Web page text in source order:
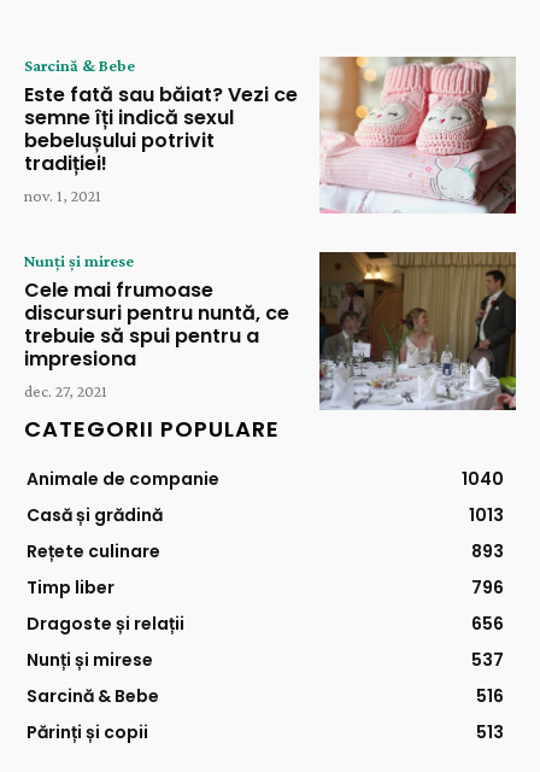
Sarcină & Bebe
Este fată sau băiat? Vezi ce
semne îți indică sexul
bebelușului potrivit
tradiției!
nov. 1, 2021
Nunți și mirese
Cele mai frumoase
discursuri pentru nuntă, ce
trebuie să spui pentru a
impresiona
dec. 27, 2021
CATEGORII POPULARE
Animale de companie
1040
Casă și grădină
1013
Rețete culinare
893
Timp liber
796
Dragoste și relații
656
Nunți și mirese
537
Sarcină & Bebe
516
Părinți și copii
513